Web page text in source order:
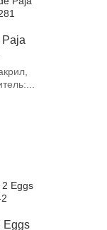
Paja
Eggs